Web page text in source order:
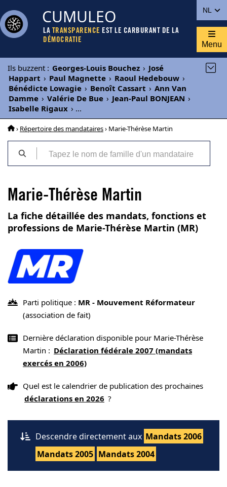
NL
CUMULEO
LA TRANSPARENCE EST LE CARBURANT DE LA
DÉMOCRATIE
Menu
Ils buzzent : Georges-Louis Bouchez › José
Happart › Paul Magnette › Raoul Hedebouw ›
Bénédicte Lowagie › Benoît Cassart › Ann Van
Damme › Valérie De Bue › Jean-Paul BONJEAN ›
Isabelle Rigaux › ...
› Répertoire des mandataires› Marie-Thérèse Martin
Marie-Thérèse Martin
La fiche détaillée des mandats, fonctions et
professions de Marie-Thérèse Martin (MR)
Parti politique : MR - Mouvement Réformateur
(association de fait)
Dernière déclaration disponible pour Marie-Thérèse
Martin : Déclaration fédérale 2007 (mandats
exercés en 2006)
Quel est le calendrier de publication des prochaines
déclarations en 2026 ?
Descendre directement aux Mandats 2006
Mandats 2005 Mandats 2004